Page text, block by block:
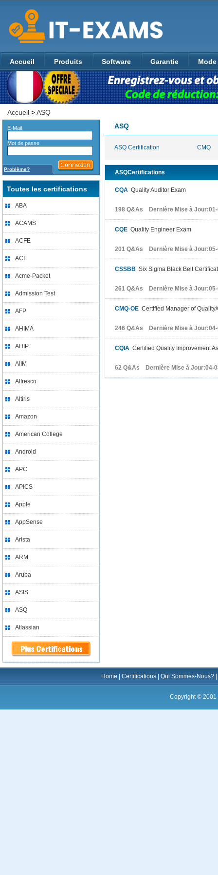
Accueil Produits Software Garantie
Accueil >ASQ
E-Mail
Mot de passe
Problème?
Toutes les certifications
ABA
ACAMS
ACFE
ACI
Acme-Packet
Admission Test
AFP
AHIMA
AHIP
AIIM
Alfresco
Altiris
Amazon
American College
Android
APC
APICS
Apple
AppSense
Arista
ARM
Aruba
ASIS
ASQ
Atlassian
ASQ
ASQ Certification CMQ
ASQCertifications
CQA Quality Auditor Exam
198 Q&As Dernière Mise à Jour:01-
CQE Quality Engineer Exam
201 Q&As Dernière Mise à Jour:05-
CSSBB Six Sigma Black Belt
261 Q&As Dernière Mise à Jour:05-
CMQ-OE Certified Manager of
246 Q&As Dernière Mise à Jour:04-
CQIA Certified Quality Improvement
62 Q&As Dernière Mise à Jour:04-
Home Certifications Qui Sommes-Nous?
Copyright ©